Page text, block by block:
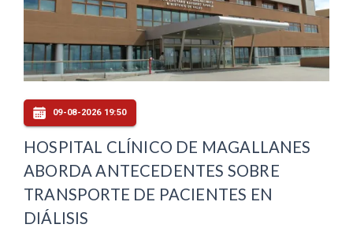
09-08-2026 19:50
HOSPITAL CLÍNICO DE MAGALLANES
ABORDA ANTECEDENTES SOBRE
TRANSPORTE DE PACIENTES EN
DIÁLISIS